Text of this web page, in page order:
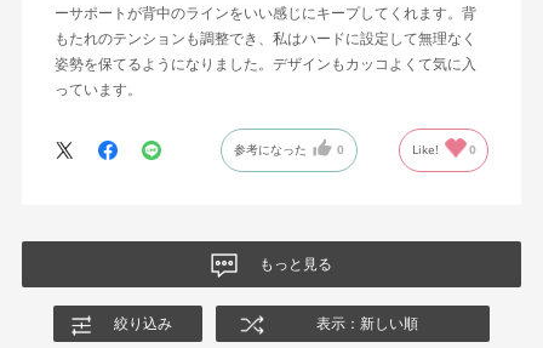
ーサポートが背中のラインをいい感じにキープしてくれます。背
もたれのテンションも調整でき、私はハードに設定して無理なく
姿勢を保てるようになりました。デザインもカッコよくて気に入
っています。
参考になった 0 Like! 0
もっと見る
絞り込み 表示：新しい順